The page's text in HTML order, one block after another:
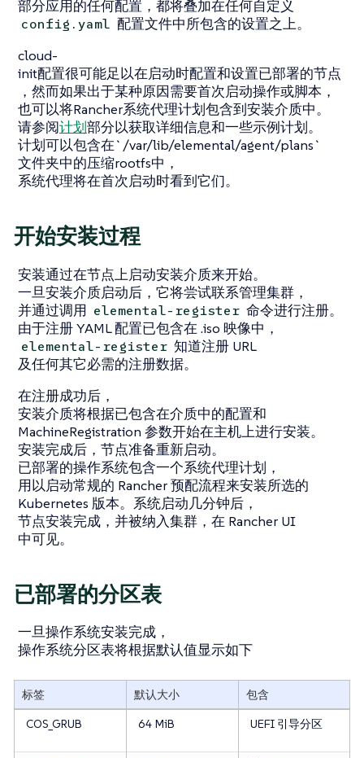
部分应用的任何配置，都将叠加在任何自定义
config.yaml 配置文件中所包含的设置之上。
cloud-
init配置很可能足以在启动时配置和设置已部署的节点
，然而如果出于某种原因需要首次启动操作或脚本，
也可以将Rancher系统代理计划包含到安装介质中。
请参阅计划部分以获取详细信息和一些示例计划。
计划可以包含在`/var/lib/elemental/agent/plans`
文件夹中的压缩rootfs中，
系统代理将在首次启动时看到它们。
开始安装过程
安装通过在节点上启动安装介质来开始。
一旦安装介质启动后，它将尝试联系管理集群，
并通过调用 elemental-register 命令进行注册。
由于注册 YAML 配置已包含在 .iso 映像中，
elemental-register 知道注册 URL
及任何其它必需的注册数据。
在注册成功后，
安装介质将根据已包含在介质中的配置和
MachineRegistration 参数开始在主机上进行安装。
安装完成后，节点准备重新启动。
已部署的操作系统包含一个系统代理计划，
用以启动常规的 Rancher 预配流程来安装所选的
Kubernetes 版本。系统启动几分钟后，
节点安装完成，并被纳入集群，在 Rancher UI
中可见。
已部署的分区表
一旦操作系统安装完成，
操作系统分区表将根据默认值显示如下
标签 默认大小
包含
COS_GRUB
64 MiB UEFI 引导分区